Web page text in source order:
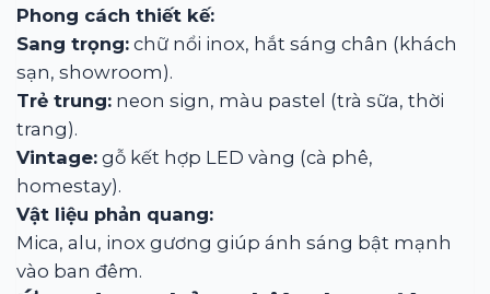
Phong cách thiết kế:
Sang trọng: chữ nổi inox, hắt sáng chân (khách
sạn, showroom).
Trẻ trung: neon sign, màu pastel (trà sữa, thời
trang).
Vintage: gỗ kết hợp LED vàng (cà phê,
homestay).
Vật liệu phản quang:
Mica, alu, inox gương giúp ánh sáng bật mạnh
vào ban đêm.